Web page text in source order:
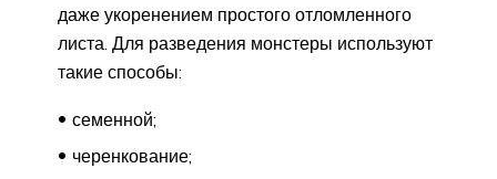
даже укоренением простого отломленного
листа. Для разведения монстеры используют
такие способы:
семенной;
черенкование;